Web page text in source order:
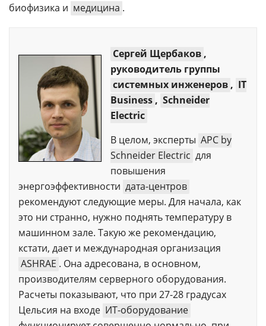
биофизика и медицина .
Cергей Щербаков ,
руководитель группы
системных инженеров , IT
Business , Schneider
Electric
В целом, эксперты APC by
Schneider Electric для
повышения
энергоэффективности дата-центров
рекомендуют следующие меры. Для начала, как
это ни странно, нужно поднять температуру в
машинном зале. Такую же рекомендацию,
кстати, дает и международная организация
ASHRAE . Она адресована, в основном,
производителям серверного оборудования.
Расчеты показывают, что при 27-28 градусах
Цельсия на входе ИТ-оборудование